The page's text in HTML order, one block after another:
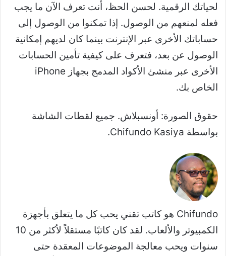
لحياتك الرقمية. لحسن الحظ، أنت تعرف الآن ما يجب
فعله لمنعهم من الوصول. إذا تمكنوا من الوصول إلى
حساباتك الأخرى عبر الإنترنت بينما كان لديهم إمكانية
الوصول عن بعد، فتعرف على كيفية تأمين الحسابات
الأخرى عبر منشئ الأكواد المدمج بجهاز iPhone
الخاص بك.
حقوق الصورة: أونسبلاش. جميع لقطات الشاشة
بواسطة Chifundo Kasiya.
Chifundo هو كاتب تقني يحب كل ما يتعلق بأجهزة
الكمبيوتر والألعاب. لقد كان كاتبًا مستقلاً لأكثر من 10
سنوات ويحب معالجة الموضوعات المعقدة حتى